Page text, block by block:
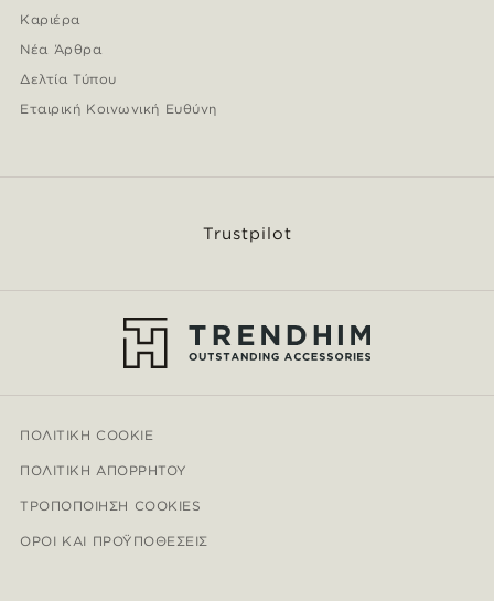
Καριέρα
Νέα Άρθρα
Δελτία Τύπου
Εταιρική Κοινωνική Ευθύνη
Trustpilot
ΠΟΛΙΤΙΚΉ COOKIE
ΠΟΛΙΤΙΚΉ ΑΠΟΡΡΉΤΟΥ
ΤΡΟΠΟΠΟΊΗΣΗ COOKIES
ΌΡΟΙ ΚΑΙ ΠΡΟΫΠΟΘΈΣΕΙΣ